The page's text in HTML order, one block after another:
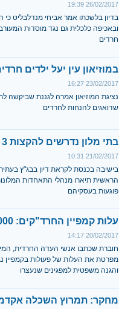
26/02/2017 19:39
בדיון בלשכתו אמר אביחי מנדלבליט כי
ובאכיפה כלכלית גם נגד מוסדות
חרדים
במוזיאון עין יעל ילדים
23/02/2017 16:27
נציגת המוזיאון אמרה לגננת שביקשה
שדואגים להנחות לחרדים
בתי מלון נדרשים להקצות 3 חדרים למשגיח הכשרות
21/02/2017 10:31
בישיבה בכנסת לקראת דיון בבג"ץ
הראשית תיארו מנהלי התאחדות
פוגעות בעסקיהם
עלות קמפיין החרד"קים: 10,000 דולר בחודש
20/02/2017 14:17
חוברת שכתבו אנשי העדה החרדית,
מפרטת את העלות של פעולות בקמפיין
והגנה משפטית למפגינים שנעצרו
מחקר: תמרוץ השכלה